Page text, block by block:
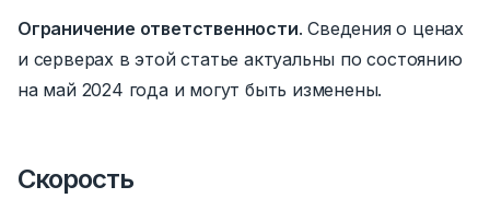
Ограничение ответственности. Сведения о ценах
и серверах в этой статье актуальны по состоянию
на май 2024 года и могут быть изменены.
Скорость